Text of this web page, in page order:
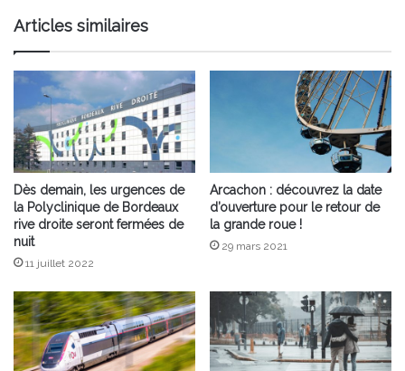
Articles similaires
Dès demain, les urgences de
la Polyclinique de Bordeaux
rive droite seront fermées de
nuit
11 juillet 2022
Arcachon : découvrez la date
d’ouverture pour le retour de
la grande roue !
29 mars 2021